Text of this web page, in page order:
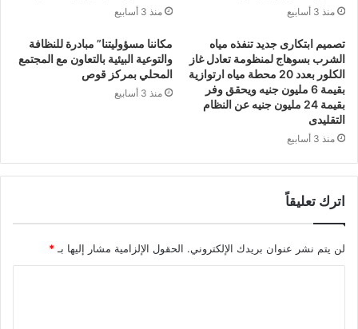
منذ 3 أسابيع منذ 3 أسابيع
تصميم ابتكارى جديد تنفذه مياه
الشرب بسوهاج لمنظومة تعادل غاز
الكلور بعدد 20 محطة مياه ارتوازية
بقيمة 6 مليون جنيه ويحقق وفر
بقيمة 24 مليون جنيه عن النظام
التقليدى
منذ 3 أسابيع
مكاننا مسؤوليتنا” مبادرة للنظافة
والتوعية البيئية بالتعاون مع المجتمع
المحلي بمركز قوص
منذ 3 أسابيع
اترك تعليقاً
لن يتم نشر عنوان بريدك الإلكتروني. الحقول الإلزامية مشار إليها بـ *